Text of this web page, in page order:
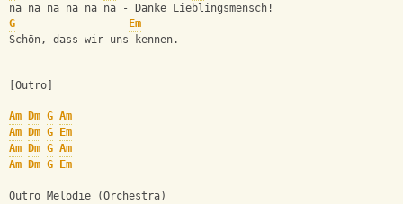
na na na na na na - Danke Lieblingsmensch!
G
Em
Schön, dass wir uns kennen.
[Outro]
Am Dm G Am
Am
Dm G
Em
Am
Dm G Am
Am
Dm G Em
Outro Melodie (Orchestra)